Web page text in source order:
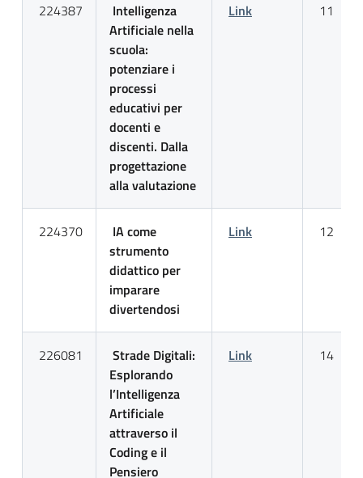
224387
Intelligenza
Artificiale nella
scuola:
potenziare i
processi
educativi per
docenti e
discenti. Dalla
progettazione
alla valutazione
Link 11
224370
IA come
strumento
didattico per
imparare
divertendosi
Link 12
226081
Strade Digitali:
Esplorando
l’Intelligenza
Artificiale
attraverso il
Coding e il
Pensiero
Link 14